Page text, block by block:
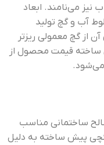
می‌نامند. ابعاد
آب و گچ تولید
از گچ معمولی ریزتر
ساخته قیمت محصول از
می‌شود.
ساختمانی مناسب
گچی پیش ساخته به دلیل